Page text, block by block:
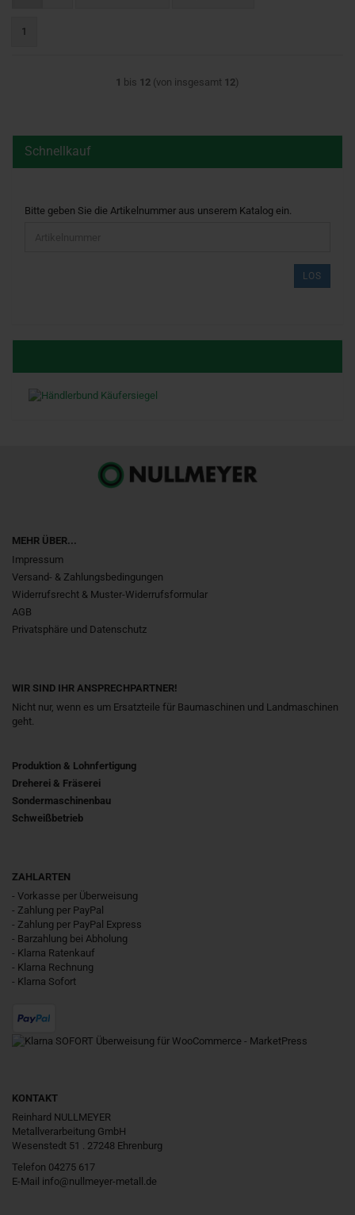
1
1 bis 12 (von insgesamt 12)
Schnellkauf
BITTE
Bitte geben Sie die Artikelnummer aus unserem Katalog ein.
LOS
MEHR ÜBER...
Impressum
Versand- & Zahlungsbedingungen
Widerrufsrecht & Muster-Widerrufsformular
AGB
Privatsphäre und Datenschutz
WIR SIND IHR ANSPRECHPARTNER!
Nicht nur, wenn es um Ersatzteile für Baumaschinen und Landmaschinen
geht.
Produktion & Lohnfertigung
Dreherei & Fräserei
Sondermaschinenbau
Schweißbetrieb
ZAHLARTEN
- Vorkasse per Überweisung
- Zahlung per PayPal
- Zahlung per PayPal Express
- Barzahlung bei Abholung
- Klarna Ratenkauf
- Klarna Rechnung
- Klarna Sofort
KONTAKT
Reinhard NULLMEYER
Metallverarbeitung GmbH
Wesenstedt 51 . 27248 Ehrenburg
Telefon 04275 617
E-Mail info@nullmeyer-metall.de